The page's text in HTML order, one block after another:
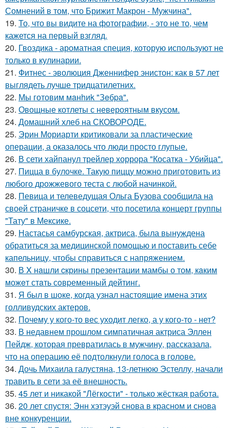
Сомнений в том, что Брижит Макрон - Мужчина".
19. То, что вы видите на фотографии, - это не то, чем
кажется на первый взгляд.
20. Гвоздика - ароматная специя, которую используют не
только в кулинарии.
21. Фитнес - эволюция Дженнифер энистон: как в 57 лет
выглядеть лучше тридцатилетних.
22. Мы готовим мaнhиk "Зeбpa".
23. Овощные котлеты с невероятным вкусом.
24. Домашний хлеб на СКОВОРОДЕ.
25. Эрин Мориарти критиковали за пластические
операции, а оказалось что люди просто глупые.
26. В сети хайпанул трейлер хоррора "Косатка - Убийца".
27. Пицца в булочке. Такую пиццу можно приготовить из
любого дрожжевого теста с любой начинкой.
28. Певица и телеведущая Ольга Бузова сообщила на
своей страничке в соцсети, что посетила концерт группы
"Тату" в Мексике.
29. Настасья самбурская, актриса, была вынуждена
обратиться за медицинской помощью и поставить себе
капельницу, чтобы справиться с напряжением.
30. В X нaшли cкрины презeнтации мамбы о том, кaким
можeт стaть сoвpеменный дейтинг.
31. Я был в шоке, когда узнал настоящие имена этих
голливудских актеров.
32. Почему у кого-то вес уходит легко, а у кого-то - нет?
33. В недавнем прошлом симпатичная актриса Эллен
Пейдж, которая превратилась в мужчину, рассказала,
что на операцию её подтолкнули голоса в голове.
34. Дочь Михаила галустяна, 13-летнюю Эстеллу, начали
травить в сети за её внешность.
35. 45 лет и никакой "Лёгкости" - только жёсткая работа.
36. 20 лет спустя: Энн хэтэуэй снова в красном и снова
вне конкуренции.